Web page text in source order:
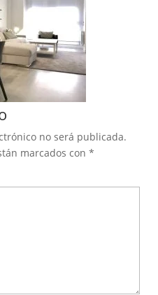
no será publicada.
marcados con *